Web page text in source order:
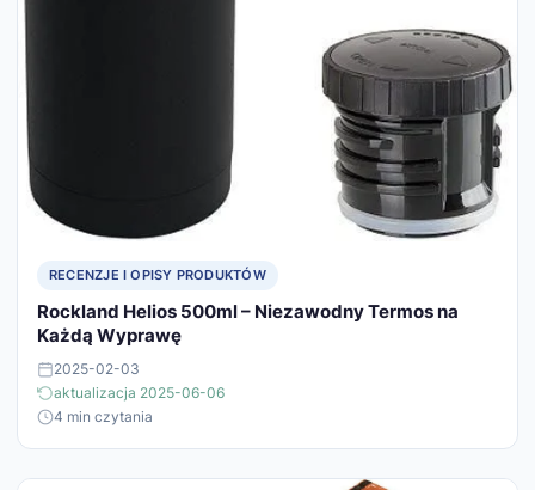
RECENZJE I OPISY PRODUKTÓW
Rockland Helios 500ml – Niezawodny Termos na
Każdą Wyprawę
2025-02-03
aktualizacja 2025-06-06
4 min czytania